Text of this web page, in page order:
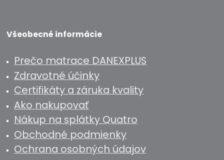
Všeobecné informácie
Prečo matrace DANEXPLUS
Zdravotné účinky
Certifikáty a záruka kvality
Ako nakupovať
Nákup na splátky Quatro
Obchodné podmienky
Ochrana osobných údajov